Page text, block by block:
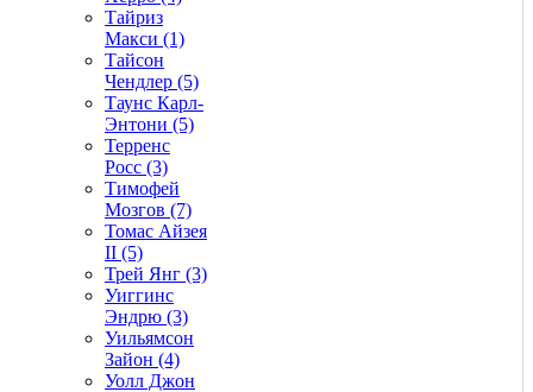
Тайриз
Макси (1)
Тайсон
Чендлер (5)
Таунс Карл-
Энтони (5)
Терренс
Росс (3)
Тимофей
Мозгов (7)
Томас Айзея
II (5)
Трей Янг (3)
Уиггинс
Эндрю (3)
Уильямсон
Зайон (4)
Уолл Джон